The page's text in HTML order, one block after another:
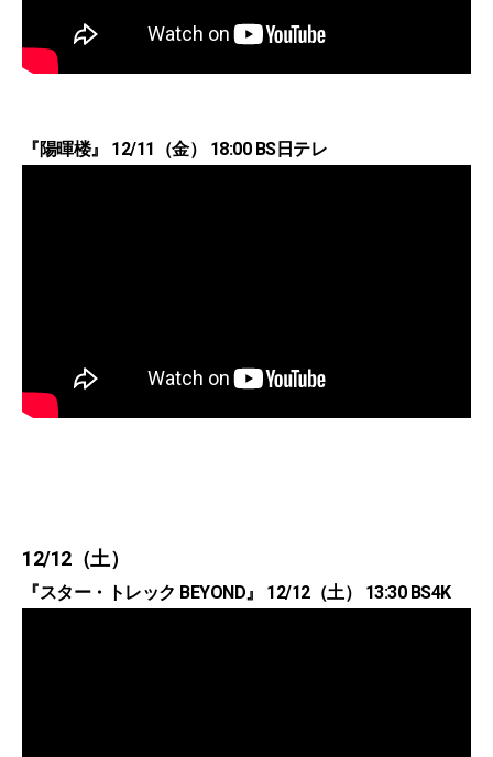
『陽暉楼』 12/11（金） 18:00 BS日テレ
12/12（土）
『スター・トレック BEYOND』 12/12（土） 13:30 BS4K